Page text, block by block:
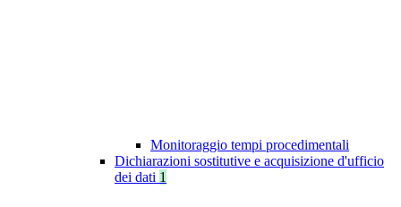
Monitoraggio tempi procedimentali
Dichiarazioni sostitutive e acquisizione d'ufficio
dei dati 1